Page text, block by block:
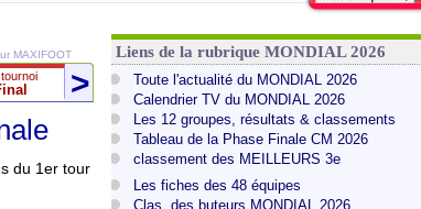
MAXIFOOT
> < Le
Palmarès
Les meilleurs
Buteurs
Revoir le
Mondial 2022
du 1er tour
Liens de la rubrique MONDIAL 2026
Toute l'actualité du MONDIAL 2026
Calendrier TV du MONDIAL 2026
Les 12 groupes, résultats & classements
Tableau de la Phase Finale CM 2026
classement des MEILLEURS 3e
Les fiches des 48 équipes
Clas. des buteurs MONDIAL 2026